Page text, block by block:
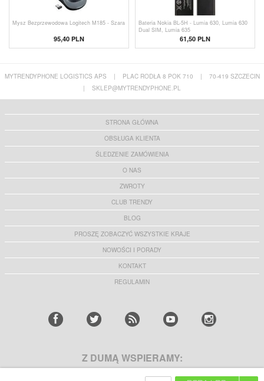
Mysz Bezprzewodowa Logitech M185 - Szara
95,40 PLN
Bateria Nokia BL-5H - Lumia 630, Lumia 630
Dual SIM, Lumia 635
61,50 PLN
MYTRENDYPHONE LOGISTICS APS | PLAC RODŁA 8 POK 710 |
70-419 SZCZECIN
|
SKLEP@MYTRENDYPHONE.PL
STRONA GŁÓWNA
OBSŁUGA KLIENTA
ŚLEDZENIE ZAMÓWIENIA
O NAS
ZWROTY
CLUB TRENDY
BLOG
PROSZĘ ZOBACZYĆ WSZYSTKIE KRAJE
NOWOŚCI I PORADY
KONTAKT
REGULAMIN
Z DUMĄ WSPIERAMY: